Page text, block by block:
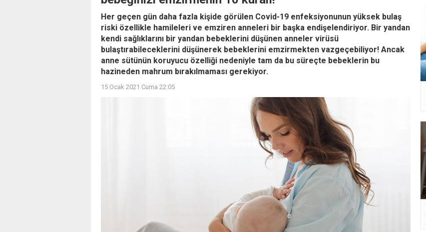
Her geçen gün daha fazla kişide görülen Covid-19 enfeksiyonunun yüksek bulaş
riski özellikle hamileleri ve emziren anneleri bir başka endişelendiriyor. Bir yandan
kendi sağlıklarını bir yandan bebeklerini düşünen anneler virüsü
bulaştırabileceklerini düşünerek bebeklerini emzirmekten vazgeçebiliyor! Ancak
anne sütünün koruyucu özelliği nedeniyle tam da bu süreçte bebeklerin bu
hazineden mahrum bırakılmaması gerekiyor.
15 Ocak 2021 Cuma 22:05